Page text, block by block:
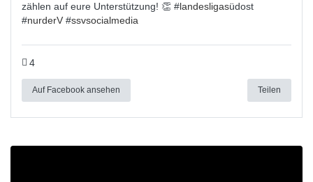
zählen auf eure Unterstützung! 👏 #landesligasüdost
#nurderV #ssvsocialmedia
4
Auf Facebook ansehen Teilen